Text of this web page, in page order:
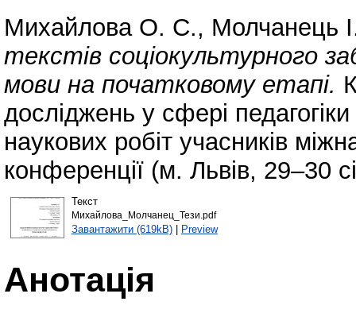
Михайлова О. С., Молчанець
текстів соціокультурного
мови на початковому етапі.
досліджень у сфері
наукових робіт учасників
конференції (м. Львів, 29–30
Текст
Михайлова_Молчанец_Тези.pdf
Завантажити (619kB)| Preview
Анотація